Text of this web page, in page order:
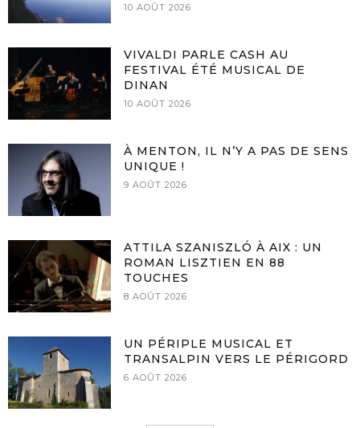
10 AOÛT 2026
VIVALDI PARLE CASH AU
FESTIVAL ÉTÉ MUSICAL DE
DINAN
10 AOÛT 2026
À MENTON, IL N’Y A PAS DE SENS
UNIQUE !
9 AOÛT 2026
ATTILA SZANISZLÓ À AIX : UN
ROMAN LISZTIEN EN 88
TOUCHES
8 AOÛT 2026
UN PÉRIPLE MUSICAL ET
TRANSALPIN VERS LE PÉRIGORD
6 AOÛT 2026